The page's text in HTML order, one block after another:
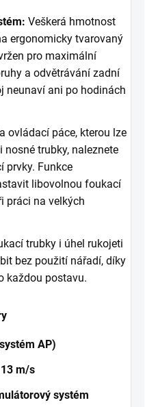
Veškerá hmotnost
ergonomicky tvarovaný
pro maximální
a odvětrávání zadní
neunaví ani po hodinách
ovládací páce, kterou lze
trubky, naleznete
prvky. Funkce
libovolnou foukací
práci na velkých
trubky i úhel rukojeti
bez použití nářadí, díky
každou postavu.
AP)
m/s
systém